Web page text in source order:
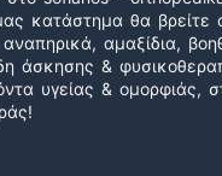
κατάστημα θα βρείτε
αναπηρικά, αμαξίδια,
άσκησης &
υγείας & ομορφιάς,